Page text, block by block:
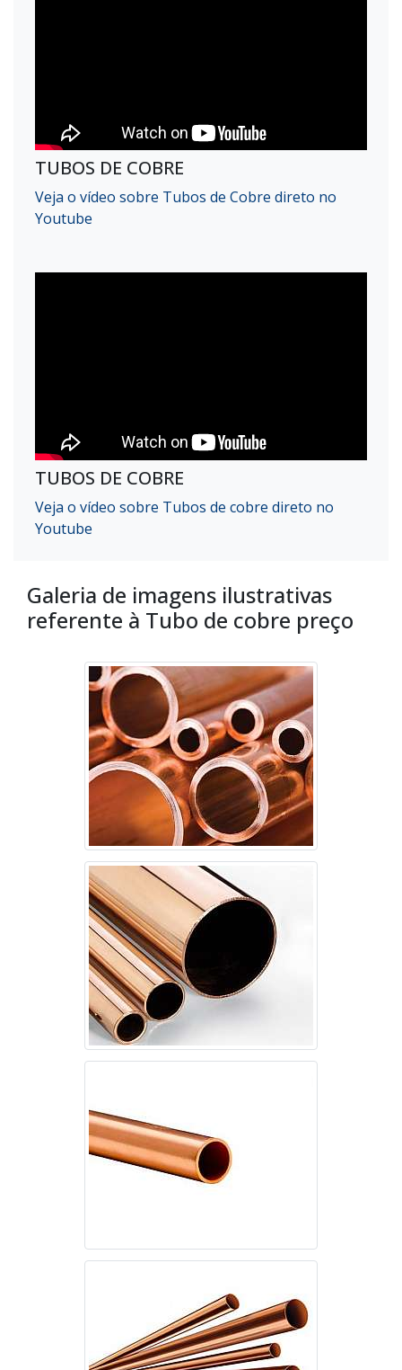
TUBOS DE COBRE
Veja o vídeo sobre Tubos de Cobre direto no
Youtube
TUBOS DE COBRE
Veja o vídeo sobre Tubos de cobre direto no
Youtube
Galeria de imagens ilustrativas
referente à Tubo de cobre preço